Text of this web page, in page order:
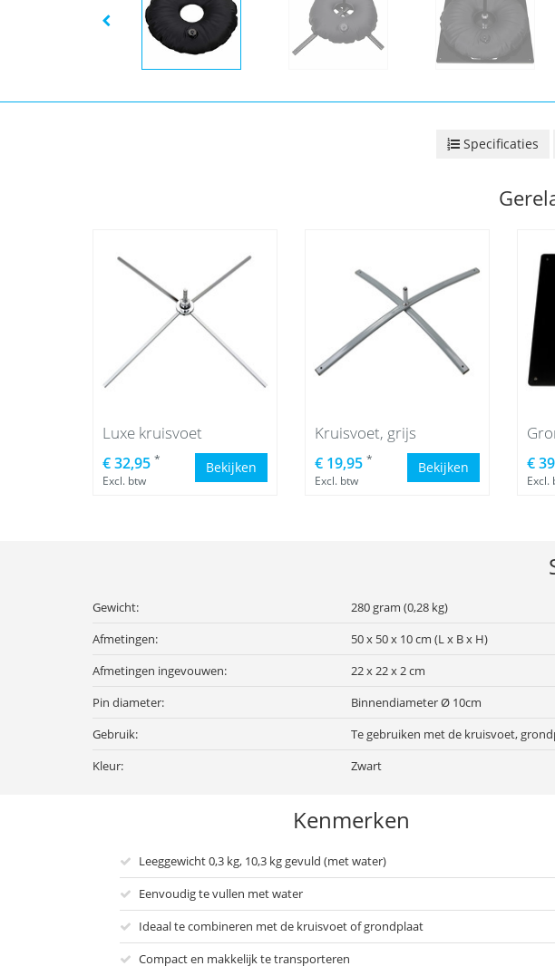
Specificaties
Luxe kruisvoet
€ 32,95 *
Excl. btw
Bekijken
Kruisvoet, grijs
€ 19,95 *
Excl. btw
Bekijken €
Excl.
Gewicht:
280 gram (0,28 kg)
Afmetingen:
50 x 50 x 10 cm (L x B x H)
Afmetingen ingevouwen:
22 x 22 x 2 cm
Pin diameter:
Binnendiameter Ø 10cm
Gebruik:
Te gebruiken met de kruisvoet,
Kleur:
Zwart
Kenmerken
Leeggewicht 0,3 kg, 10,3 kg gevuld (met water)
Eenvoudig te vullen met water
Ideaal te combineren met de kruisvoet of grondplaat
Compact en makkelijk te transporteren